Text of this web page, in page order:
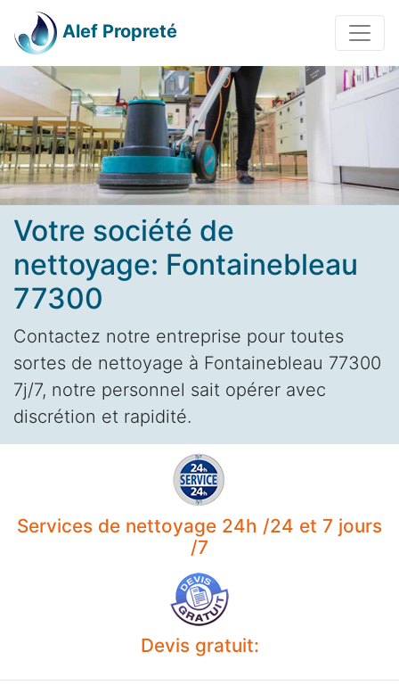
Alef Propreté
Votre société de
nettoyage: Fontainebleau
77300
Contactez notre entreprise pour toutes
sortes de nettoyage à Fontainebleau 77300
7j/7, notre personnel sait opérer avec
discrétion et rapidité.
Services de nettoyage 24h /24 et 7 jours
/7
Devis gratuit: